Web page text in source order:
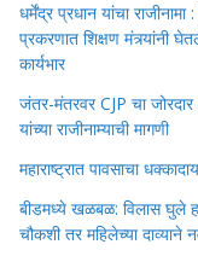
धर्मेंद्र प्रधान यांचा
प्रकरणात शिक्षण मंत्र्यांनी
कार्यभार
जंतर-मंतरवर CJP चा जोरदार
यांच्या राजीनाम्याची मागणी
महाराष्ट्रात पावसाचा
बीडमध्ये खळबळ: विलास घुले
चौकशी तर महिलेच्या दाव्याने